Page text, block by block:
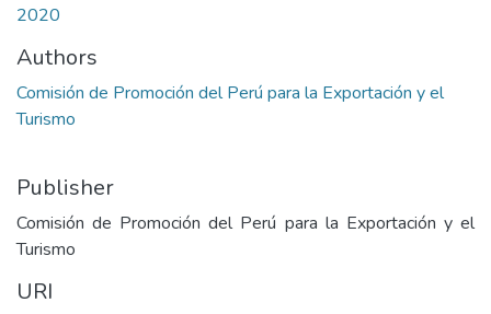
2020
Authors
Comisión de Promoción del Perú para la Exportación y el
Turismo
Publisher
Comisión de Promoción del Perú para la Exportación y el
Turismo
URI